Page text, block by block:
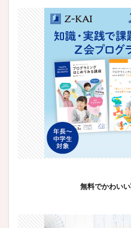
無料でかわい